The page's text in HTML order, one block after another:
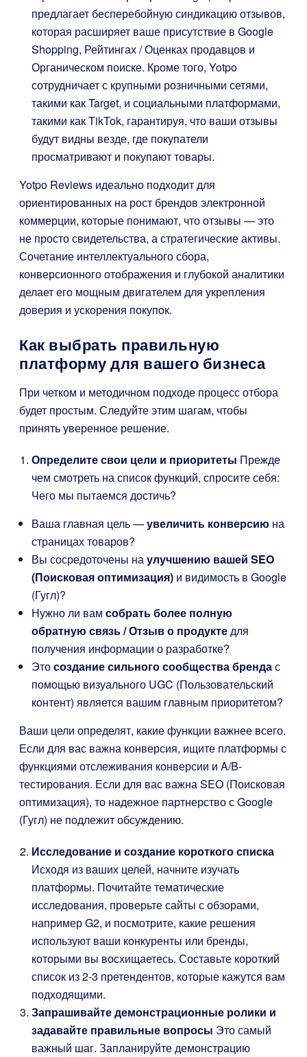
предлагает бесперебойную синдикацию отзывов,
которая расширяет ваше присутствие в Google
Shopping, Рейтингах / Оценках продавцов и
Органическом поиске. Кроме того, Yotpo
сотрудничает с крупными розничными сетями,
такими как Target, и социальными платформами,
такими как TikTok, гарантируя, что ваши отзывы
будут видны везде, где покупатели
просматривают и покупают товары.
Yotpo Reviews идеально подходит для
ориентированных на рост брендов электронной
коммерции, которые понимают, что отзывы — это
не просто свидетельства, а стратегические активы.
Сочетание интеллектуального сбора,
конверсионного отображения и глубокой аналитики
делает его мощным двигателем для укрепления
доверия и ускорения покупок.
Как выбрать правильную
платформу для вашего бизнеса
При четком и методичном подходе процесс отбора
будет простым. Следуйте этим шагам, чтобы
принять уверенное решение.
Определите свои цели и приоритеты Прежде
чем смотреть на список функций, спросите себя:
Чего мы пытаемся достичь?
Ваша главная цель —увеличить конверсию на
страницах товаров?
Вы сосредоточены наулучшению вашей SEO
(Поисковая оптимизация) и видимость в Google
(Гугл)?
Нужно ли вам собрать более полную
обратную связь / Отзыв о продуктедля
получения информации о разработке?
Этосоздание сильного сообщества брендас
помощью визуального UGC (Пользовательский
контент) является вашим главным приоритетом?
Ваши цели определят, какие функции важнее всего.
Если для вас важна конверсия, ищите платформы с
функциями отслеживания конверсии и A/B-
тестирования. Если для вас важна SEO (Поисковая
оптимизация), то надежное партнерство с Google
(Гугл) не подлежит обсуждению.
Исследование и создание короткого списка
Исходя из ваших целей, начните изучать
платформы. Почитайте тематические
исследования, проверьте сайты с обзорами,
например G2, и посмотрите, какие решения
используют ваши конкуренты или бренды,
которыми вы восхищаетесь. Составьте короткий
список из 2-3 претендентов, которые кажутся вам
подходящими.
Запрашивайте демонстрационные ролики и
задавайте правильные вопросы Это самый
важный шаг. Запланируйте демонстрацию